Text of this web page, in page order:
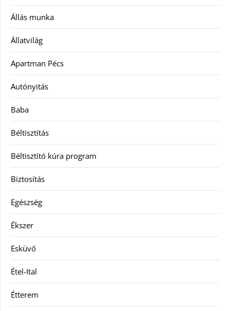
Állás munka
Állatvilág
Apartman Pécs
Autónyitás
Baba
Béltisztítás
Béltisztító kúra program
Biztosítás
Egészség
Ékszer
Esküvő
Étel-Ital
Étterem